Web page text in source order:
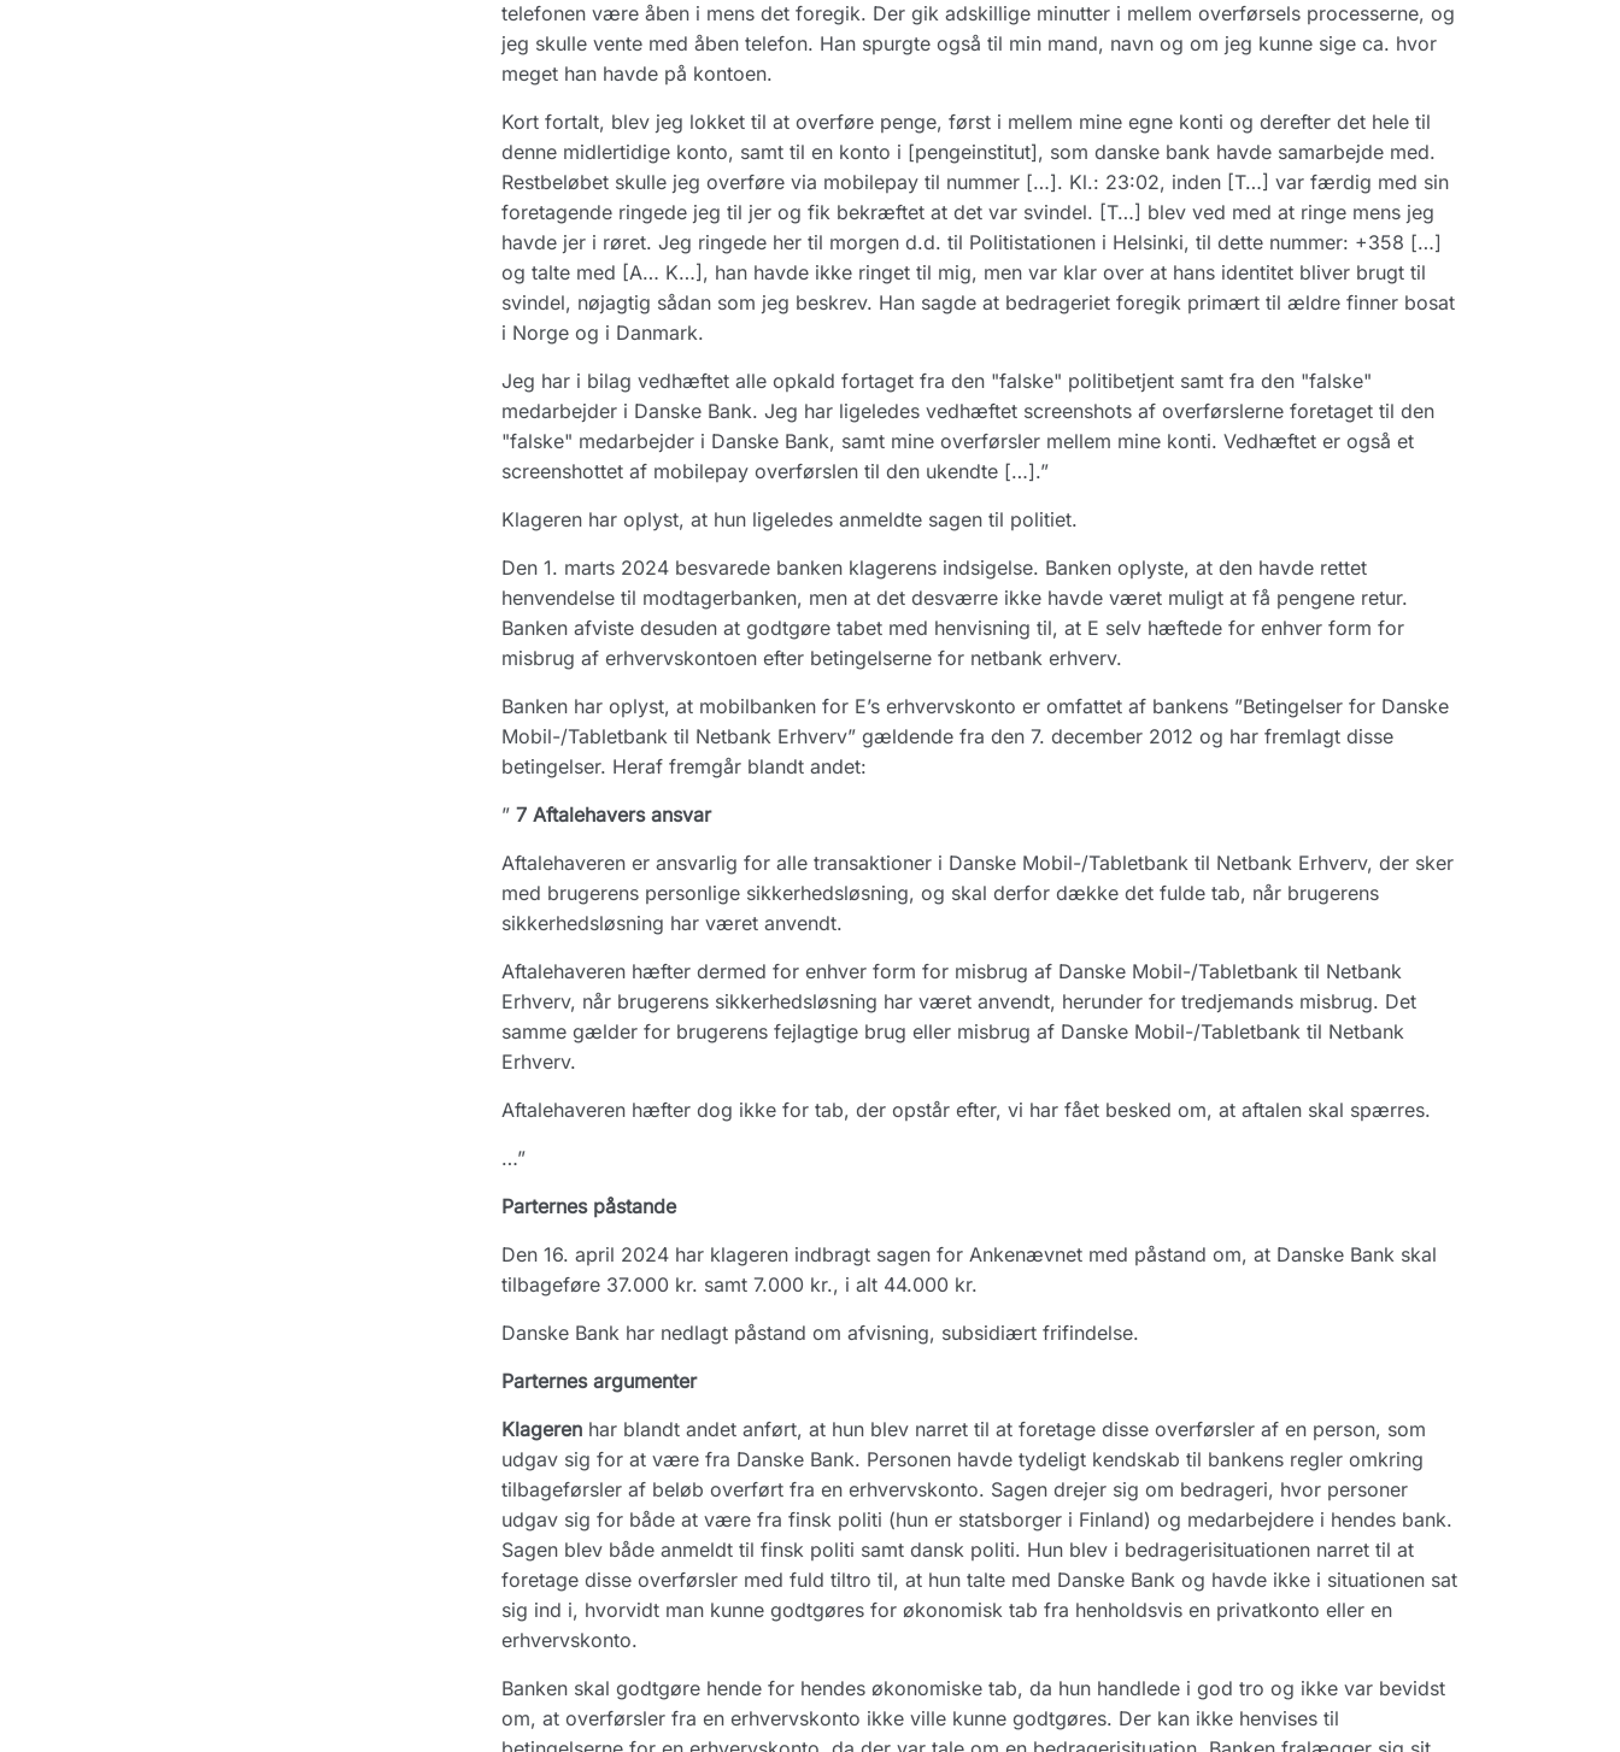
telefonen være åben i mens det foregik. Der gik adskillige minutter i mellem overførsels processerne, og
jeg skulle vente med åben telefon. Han spurgte også til min mand, navn og om jeg kunne sige ca. hvor
meget han havde på kontoen.
Kort fortalt, blev jeg lokket til at overføre penge, først i mellem mine egne konti og derefter det hele til
denne midlertidige konto, samt til en konto i [pengeinstitut], som danske bank havde samarbejde med.
Restbeløbet skulle jeg overføre via mobilepay til nummer […]. Kl.: 23:02, inden [T…] var færdig med sin
foretagende ringede jeg til jer og fik bekræftet at det var svindel. [T…] blev ved med at ringe mens jeg
havde jer i røret. Jeg ringede her til morgen d.d. til Politistationen i Helsinki, til dette nummer: +358 […]
og talte med [A… K…], han havde ikke ringet til mig, men var klar over at hans identitet bliver brugt til
svindel, nøjagtig sådan som jeg beskrev. Han sagde at bedrageriet foregik primært til ældre finner bosat
i Norge og i Danmark.
Jeg har i bilag vedhæftet alle opkald fortaget fra den "falske" politibetjent samt fra den "falske"
medarbejder i Danske Bank. Jeg har ligeledes vedhæftet screenshots af overførslerne foretaget til den
"falske" medarbejder i Danske Bank, samt mine overførsler mellem mine konti. Vedhæftet er også et
screenshottet af mobilepay overførslen til den ukendte […].”
Klageren har oplyst, at hun ligeledes anmeldte sagen til politiet.
Den 1. marts 2024 besvarede banken klagerens indsigelse. Banken oplyste, at den havde rettet
henvendelse til modtagerbanken, men at det desværre ikke havde været muligt at få pengene retur.
Banken afviste desuden at godtgøre tabet med henvisning til, at E selv hæftede for enhver form for
misbrug af erhvervskontoen efter betingelserne for netbank erhverv.
Banken har oplyst, at mobilbanken for E’s erhvervskonto er omfattet af bankens ”Betingelser for Danske
Mobil-/Tabletbank til Netbank Erhverv” gældende fra den 7. december 2012 og har fremlagt disse
betingelser. Heraf fremgår blandt andet:
”7 Aftalehavers ansvar
Aftalehaveren er ansvarlig for alle transaktioner i Danske Mobil-/Tabletbank til Netbank Erhverv, der sker
med brugerens personlige sikkerhedsløsning, og skal derfor dække det fulde tab, når brugerens
sikkerhedsløsning har været anvendt.
Aftalehaveren hæfter dermed for enhver form for misbrug af Danske Mobil-/Tabletbank til Netbank
Erhverv, når brugerens sikkerhedsløsning har været anvendt, herunder for tredjemands misbrug. Det
samme gælder for brugerens fejlagtige brug eller misbrug af Danske Mobil-/Tabletbank til Netbank
Erhverv.
Aftalehaveren hæfter dog ikke for tab, der opstår efter, vi har fået besked om, at aftalen skal spærres.
…”
Parternes påstande
Den 16. april 2024 har klageren indbragt sagen for Ankenævnet med påstand om, at Danske Bank skal
tilbageføre 37.000 kr. samt 7.000 kr., i alt 44.000 kr.
Danske Bank har nedlagt påstand om afvisning, subsidiært frifindelse.
Parternes argumenter
Klagerenhar blandt andet anført, at hun blev narret til at foretage disse overførsler af en person, som
udgav sig for at være fra Danske Bank. Personen havde tydeligt kendskab til bankens regler omkring
tilbageførsler af beløb overført fra en erhvervskonto. Sagen drejer sig om bedrageri, hvor personer
udgav sig for både at være fra finsk politi (hun er statsborger i Finland) og medarbejdere i hendes bank.
Sagen blev både anmeldt til finsk politi samt dansk politi. Hun blev i bedragerisituationen narret til at
foretage disse overførsler med fuld tiltro til, at hun talte med Danske Bank og havde ikke i situationen sat
sig ind i, hvorvidt man kunne godtgøres for økonomisk tab fra henholdsvis en privatkonto eller en
erhvervskonto.
Banken skal godtgøre hende for hendes økonomiske tab, da hun handlede i god tro og ikke var bevidst
om, at overførsler fra en erhvervskonto ikke ville kunne godtgøres. Der kan ikke henvises til